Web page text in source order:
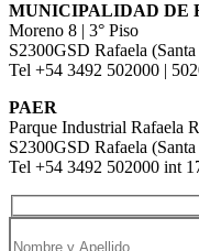
MUNICIPALIDAD DE
Moreno 8 | 3° Piso
S2300GSD Rafaela
Tel +54 3492 502000 |
PAER
Parque Industrial Rafaela
S2300GSD Rafaela
Tel +54 3492 502000 int